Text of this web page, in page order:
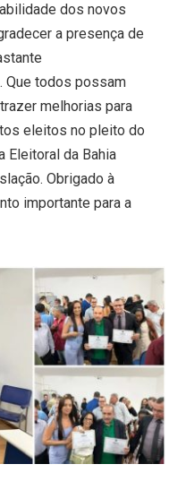
dos novos
a presença de
Que todos possam
melhorias para
eleitos no pleito do
Eleitoral da Bahia
Obrigado à
importante para a